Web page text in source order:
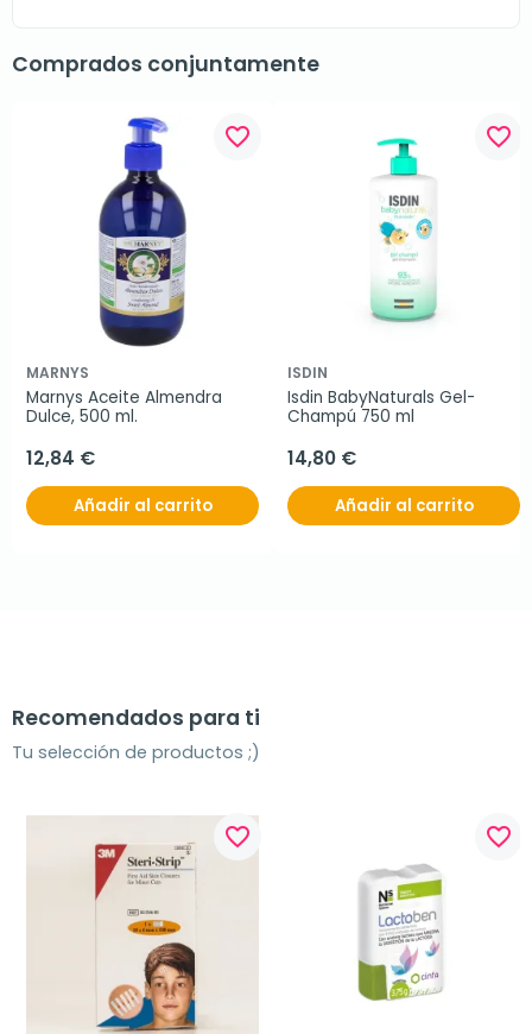
Comprados conjuntamente
favorite_border
MARNYS
Marnys Aceite Almendra
Dulce, 500 ml.
12,84 €
Añadir al carrito
favorite_border
ISDIN
Isdin BabyNaturals Gel-
Champú 750 ml
14,80 €
Añadir al carrito
Recomendados para ti
Tu selección de productos ;)
favorite_border favorite_border